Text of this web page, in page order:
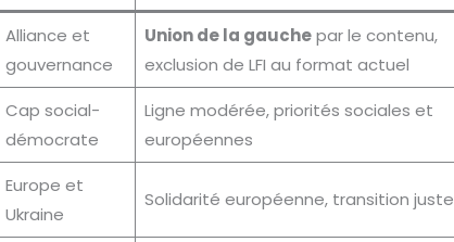
Alliance et
gouvernance
Union de la gauchepar le contenu,
exclusion de LFI au format actuel
Cap social-
démocrate
Ligne modérée, priorités sociales et
européennes
Europe et
Ukraine
Solidarité européenne, transition juste